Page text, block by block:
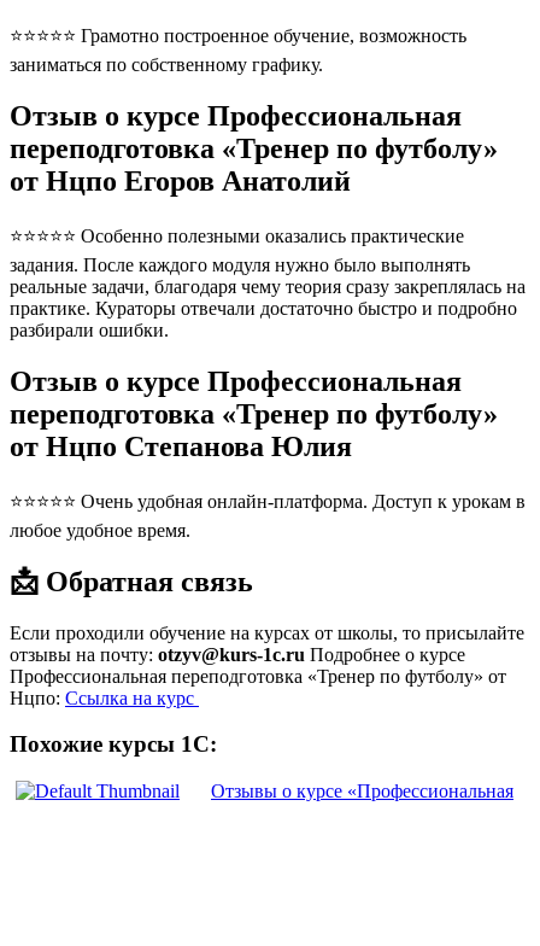
⭐⭐⭐⭐⭐ Грамотно построенное обучение, возможность
заниматься по собственному графику.
Отзыв о курсе Профессиональная
переподготовка «Тренер по футболу»
от Нцпо Егоров Анатолий
⭐⭐⭐⭐⭐ Особенно полезными оказались практические
задания. После каждого модуля нужно было выполнять
реальные задачи, благодаря чему теория сразу закреплялась на
практике. Кураторы отвечали достаточно быстро и подробно
разбирали ошибки.
Отзыв о курсе Профессиональная
переподготовка «Тренер по футболу»
от Нцпо Степанова Юлия
⭐⭐⭐⭐⭐ Очень удобная онлайн-платформа. Доступ к урокам в
любое удобное время.
📩 Обратная связь
Если проходили обучение на курсах от школы, то присылайте
отзывы на почту: otzyv@kurs-1c.ru Подробнее о курсе
Профессиональная переподготовка «Тренер по футболу» от
Нцпо: Ссылка на курс
Похожие курсы 1С:
Отзывы о курсе «Профессиональная